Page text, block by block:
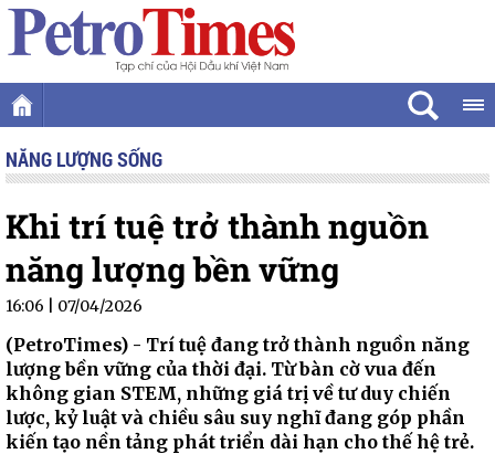
NĂNG LƯỢNG SỐNG
Khi trí tuệ trở thành nguồn
năng lượng bền vững
16:06 | 07/04/2026
(PetroTimes) - Trí tuệ đang trở thành nguồn năng
lượng bền vững của thời đại. Từ bàn cờ vua đến
không gian STEM, những giá trị về tư duy chiến
lược, kỷ luật và chiều sâu suy nghĩ đang góp phần
kiến tạo nền tảng phát triển dài hạn cho thế hệ trẻ.